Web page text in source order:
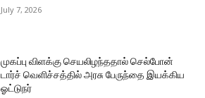
July 7, 2026
முகப்பு விளக்கு செயலிழந்ததால் செல்போன்
டார்ச் வெளிச்சத்தில் அரசு பேருந்தை இயக்கிய
ஓட்டுநர்